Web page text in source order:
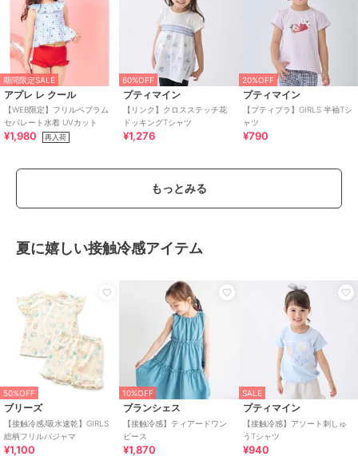
期間限定SALE
アプレ レ クール
【WEB限定】フリルペプラム
セパレート水着 UVカット
¥1,980 再入荷
60%OFF
プティマイン
【リンク】クロスステッチ花
ドッキングTシャツ
¥1,276
20%OFF
プティマイン
【プティプラ】GIRLS 半袖Tシ
ャツ
¥790
もっとみる
夏に嬉しい接触冷感アイテム
50%OFF
ブリーズ
【接触冷感/吸水速乾】GIRLS
総柄フリルパジャマ
¥1,100
10%OFF
ブランシェス
【接触冷感】ティアードワン
ピース
¥1,870
SALE
プティマイン
【接触冷感】アソート刺しゅ
うTシャツ
¥940